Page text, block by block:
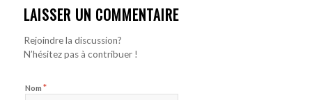
LAISSER UN COMMENTAIRE
Rejoindre la discussion?
N’hésitez pas à contribuer !
Nom *